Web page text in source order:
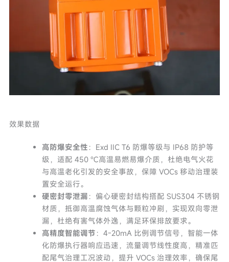
效果数据
高防爆安全性 ：Exd IIC T6 防爆等级与 IP68 防护等
级，适配 450 ℃高温易燃易爆介质，杜绝电气火花
与高温老化引发的安全事故，保障 VOCs 移动治理装
置安全运行。
硬密封零泄漏 ：偏心硬密封结构搭配 SUS304 不锈钢
材质，抵御高温腐蚀气体与颗粒冲刷，实现双向零泄
漏，杜绝有害气体外逸，满足环保排放要求。
高精度智能调节 ：4-20mA 比例调节信号，智能一体
化防爆执行器响应迅速，流量调节线性度高，精准匹
配尾气治理工况波动，提升 VOCs 治理效率，确保尾